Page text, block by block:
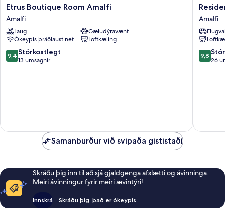
Etrus
Boutique
Room
Amalfi
Amalfi
Etrus Boutique Room Amalfi
Amalfi
Laug
Gæludýravænt
Ókeypis þráðlaust net
Loftkæling
9.4
af
9,4 Stórkostlegt
13 umsagnir
Amalfi
Amalfi
9.8
af
9,8
26
Samanburður við svipaða gististaði
Skráðu þig inn til að sjá gjaldgenga afslætti og ávinninga.
Meiri ávinningur fyrir meiri ævintýri!
Innskrá Skráðu þig, það er ókeypis